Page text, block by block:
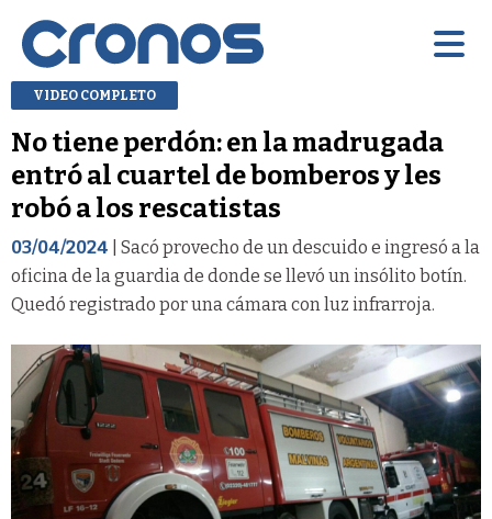
VIDEO COMPLETO
No tiene perdón: en la madrugada
entró al cuartel de bomberos y les
robó a los rescatistas
03/04/2024 | Sacó provecho de un descuido e ingresó a la
oficina de la guardia de donde se llevó un insólito botín.
Quedó registrado por una cámara con luz infrarroja.